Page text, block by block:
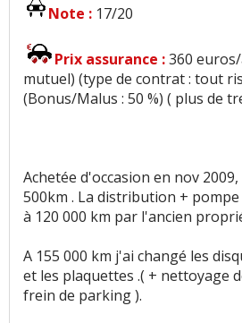
Boîte de vitesses
Rapport qualité/prix:3
Equipement:29aiment2
Poids :4aiment21n'aiment
Eclairage:14
Note : 17/20
Prix assurance :360
mutuel) (type de contrat : tout
(Bonus/Malus : 50 %) ( plus de
Achetée d'occasion en nov
500km . La distribution +
à 120 000 km par l'ancien
A 155 000 km j'ai changé les
et les plaquettes .( + nettoyage
frein de parking ).